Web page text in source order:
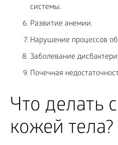
системы.
Развитие анемии.
Нарушение процессов
Заболевание
Почечная
Что делать
кожей тела?